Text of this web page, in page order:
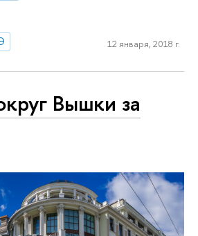
12 января, 2018 г.
Вышки за